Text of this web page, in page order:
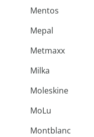
Mentos
Mepal
Metmaxx
Milka
Moleskine
MoLu
Montblanc